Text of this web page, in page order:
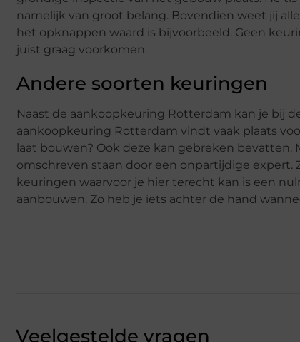
namelijk van groot belang. Bovendien weet jij
het opknappen waard is bijvoorbeeld. Geen
juist graag voorkomen.
Andere soorten keuringen
Naast de aankoopkeuring Rotterdam kan je bij
aankoopkeuring Rotterdam vindt vaak plaats
laat bouwen? Ook deze kan gebreken
omschreven staan door een onpartijdige expert.
keuringen waarvoor je hier terecht kan is een
aanbouwen. Zo heb je iets achter de hand
Veelgestelde vragen